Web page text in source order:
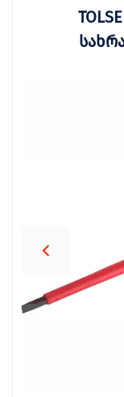
მცენარეთა
სოც.